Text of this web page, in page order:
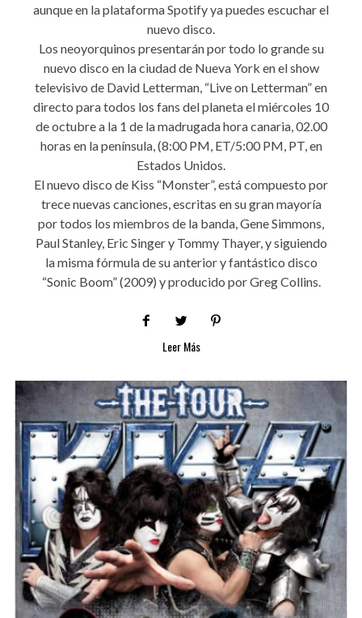
aunque en la plataforma Spotify ya puedes escuchar el
nuevo disco.
Los neoyorquinos presentarán por todo lo grande su
nuevo disco en la ciudad de Nueva York en el show
televisivo de David Letterman, “Live on Letterman” en
directo para todos los fans del planeta el miércoles 10
de octubre a la 1 de la madrugada hora canaria, 02.00
horas en la península, (8:00 PM, ET/5:00 PM, PT, en
Estados Unidos.
El nuevo disco de Kiss “Monster”, está compuesto por
trece nuevas canciones, escritas en su gran mayoría
por todos los miembros de la banda, Gene Simmons,
Paul Stanley, Eric Singer y Tommy Thayer, y siguiendo
la misma fórmula de su anterior y fantástico disco
“Sonic Boom” (2009) y producido por Greg Collins.
Leer Más